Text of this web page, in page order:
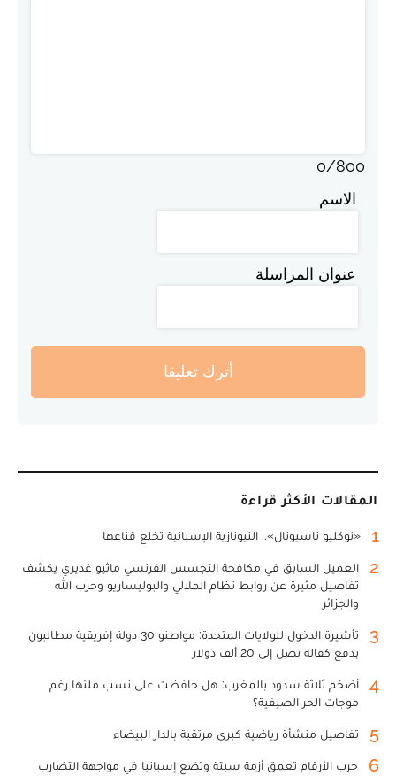
0/800
الاسم
عنوان المراسلة
أترك تعليقا
المقالات الأكثر قراءة
1 «نوكليو ناسيونال».. النيونازية الإسبانية تخلع قناعها
2
العميل السابق في مكافحة التجسس الفرنسي ماثيو غديري يكشف
تفاصيل مثيرة عن روابط نظام الملالي والبوليساريو وحزب الله
والجزائر
3
تأشيرة الدخول للولايات المتحدة: مواطنو 30 دولة إفريقية مطالبون
بدفع كفالة تصل إلى 20 ألف دولار
4
أضخم ثلاثة سدود بالمغرب: هل حافظت على نسب ملئها رغم
موجات الحر الصيفية؟
5 تفاصيل منشأة رياضية كبرى مرتقبة بالدار البيضاء
6
حرب الأرقام تعمق أزمة سبتة وتضع إسبانيا في مواجهة التضارب